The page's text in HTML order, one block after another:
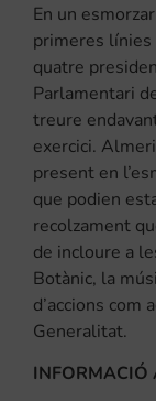
En un
primeres línies
quatre
Parlamentari
treure
exercici.
present en
que podien
recolzament
de incloure a
Botànic, la
d’accions com
Generalitat.